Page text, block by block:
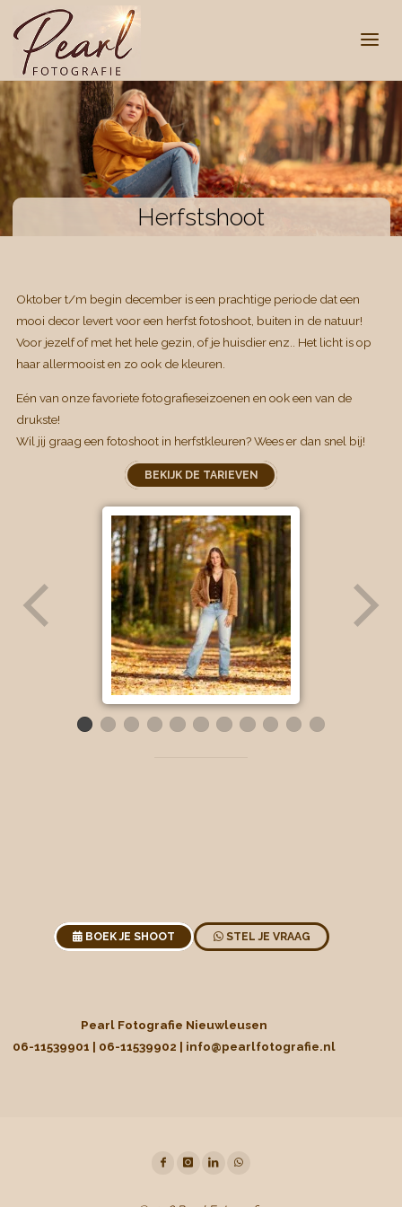
Herfstshoot
Oktober t/m begin december is een prachtige periode dat een
mooi decor levert voor een herfst fotoshoot, buiten in de natuur!
Voor jezelf of met het hele gezin, of je huisdier enz.. Het licht is op
haar allermooist en zo ook de kleuren.
Eén van onze favoriete fotografieseizoenen en ook een van de
drukste!
Wil jij graag een fotoshoot in herfstkleuren? Wees er dan snel bij!
BEKIJK DE TARIEVEN
BOEK JE SHOOT STEL JE VRAAG
Pearl Fotografie Nieuwleusen
06-11539901 | 06-11539902 | info@pearlfotografie.nl